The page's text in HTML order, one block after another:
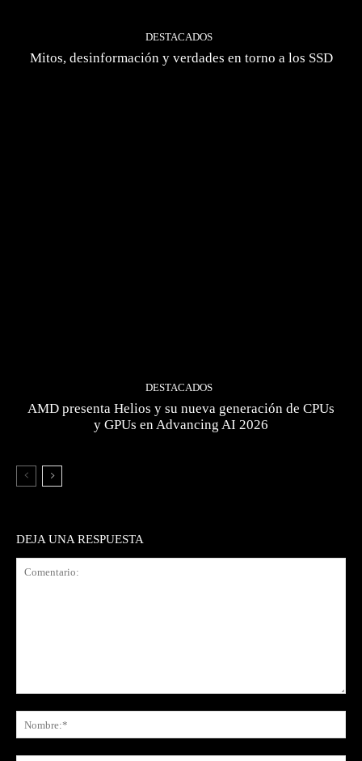
DESTACADOS
Mitos, desinformación y verdades en torno a los SSD
DESTACADOS
AMD presenta Helios y su nueva generación de CPUs
y GPUs en Advancing AI 2026
DEJA UNA RESPUESTA